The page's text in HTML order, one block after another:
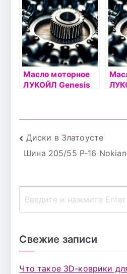
Масло моторное
ЛУКОЙЛ Genesis
Навигация
по
записям
Диски в Златоусте
Шина 205/55 Р-16
Свежие записи
Что такое 3D-коврики